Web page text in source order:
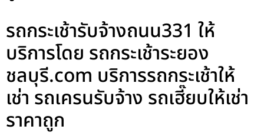
รถกระเช้ารับจ้างถนน331 ให้
บริการโดย รถกระเช้าระยอง
ชลบุรี.com บริการรถกระเช้าให้
เช่า รถเครนรับจ้าง รถเฮี๊ยบให้เช่า
ราคาถูก